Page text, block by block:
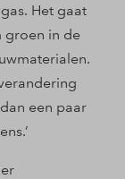
Het gaat
groen in de
een paar